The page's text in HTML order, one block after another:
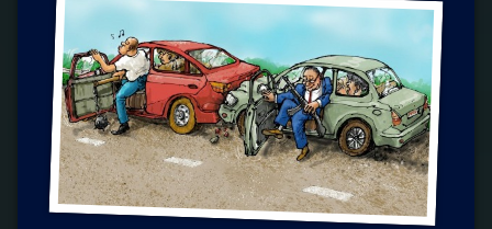
Ljiljana Lekanić-Kljaić
Željko Krznarić
Mario Lovreković
Miroslav Šantek